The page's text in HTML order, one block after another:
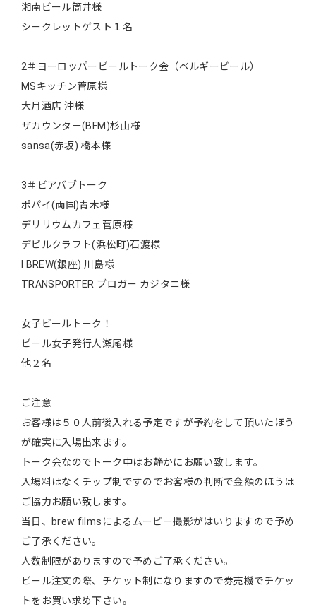
湘南ビール筒井様
シークレットゲスト１名
2＃ヨーロッパービールトーク会（ベルギービール）
MSキッチン菅原様
大月酒店 沖様
ザカウンター(BFM)杉山様
sansa(赤坂) 橋本様
3＃ビアバブトーク
ポパイ(両国)青木様
デリリウムカフェ菅原様
デビルクラフト(浜松町)石渡様
I BREW(銀座) 川島様
TRANSPORTER ブロガー カジタニ様
女子ビールトーク！
ビール女子発行人瀬尾様
他２名
ご注意
お客様は５０人前後入れる予定ですが予約をして頂いたほう
が確実に入場出来ます。
トーク会なのでトーク中はお静かにお願い致します。
入場料はなくチップ制ですのでお客様の判断で金額のほうは
ご協力お願い致します。
当日、brew filmsによるムービー撮影がはいりますので予め
ご了承ください。
人数制限がありますので予めご了承ください。
ビール注文の際、チケット制になりますので券売機でチケッ
トをお買い求め下さい。